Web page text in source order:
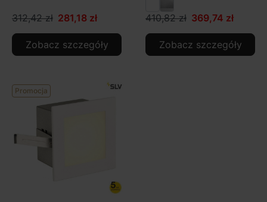
312,42 zł 281,18 zł
Zobacz szczegóły
410,82 zł 369,74 zł
Zobacz szczegóły
Promocja